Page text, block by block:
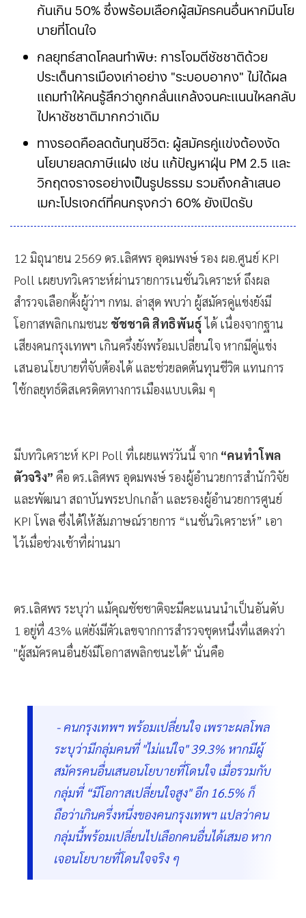
กันเกิน 50% ซึ่งพร้อมเลือกผู้สมัครคนอื่นหากมีนโย
บายที่โดนใจ
กลยุทธ์สาดโคลนทำพิษ: การโจมตีชัชชาติด้วย
ประเด็นการเมืองเก่าอย่าง "ระบอบอากง" ไม่ได้ผล
แถมทำให้คนรู้สึกว่าถูกกลั่นแกล้งจนคะแนนไหลกลับ
ไปหาชัชชาติมากกว่าเดิม
ทางรอดคือลดต้นทุนชีวิต: ผู้สมัครคู่แข่งต้องงัด
นโยบายลดภาษีแฝง เช่น แก้ปัญหาฝุ่น PM 2.5 และ
วิกฤตจราจรอย่างเป็นรูปธรรม รวมถึงกล้าเสนอ
เมกะโปรเจกต์ที่คนกรุงกว่า 60% ยังเปิดรับ
12 มิถุนายน 2569 ดร.เลิศพร อุดมพงษ์ รอง ผอ.ศูนย์ KPI
Poll เผยบทวิเคราะห์ผ่านรายการเนชั่นวิเคราะห์ ถึงผล
สำรวจเลือกตั้งผู้ว่าฯ กทม. ล่าสุด พบว่า ผู้สมัครคู่แข่งยังมี
โอกาสพลิกเกมชนะ ชัชชาติ สิทธิพันธุ์ได้ เนื่องจากฐาน
เสียงคนกรุงเทพฯ เกินครึ่งยังพร้อมเปลี่ยนใจ หากมีคู่แข่ง
เสนอนโยบายที่จับต้องได้ และช่วยลดต้นทุนชีวิต แทนการ
ใช้กลยุทธ์ดิสเครดิตทางการเมืองแบบเดิม ๆ
มีบทวิเคราะห์ KPI Poll ที่เผยแพร่วันนี้ จาก “คนทำโพล
ตัวจริง” คือ ดร.เลิศพร อุดมพงษ์ รองผู้อำนวยการสำนักวิจัย
และพัฒนา สถาบันพระปกเกล้า และรองผู้อำนวยการศูนย์
KPI โพล ซึ่งได้ให้สัมภาษณ์รายการ “เนชั่นวิเคราะห์” เอา
ไว้เมื่อช่วงเช้าที่ผ่านมา
ดร.เลิศพร ระบุว่า แม้คุณชัชชาติจะมีคะแนนนำเป็นอันดับ
1 อยู่ที่ 43% แต่ยังมีตัวเลขจากการสำรวจชุดหนึ่งที่แสดงว่า
"ผู้สมัครคนอื่นยังมีโอกาสพลิกชนะได้" นั่นคือ
- คนกรุงเทพฯ พร้อมเปลี่ยนใจ เพราะผลโพล
ระบุว่ามีกลุ่มคนที่ "ไม่แน่ใจ" 39.3% หากมีผู้
สมัครคนอื่นเสนอนโยบายที่โดนใจ เมื่อรวมกับ
กลุ่มที่ “มีโอกาสเปลี่ยนใจสูง" อีก 16.5% ก็
ถือว่าเกินครึ่งหนึ่งของคนกรุงเทพฯ แปลว่าคน
กลุ่มนี้พร้อมเปลี่ยนไปเลือกคนอื่นได้เสมอ หาก
เจอนโยบายที่โดนใจจริง ๆ